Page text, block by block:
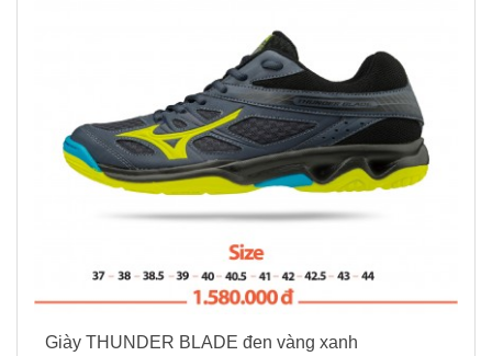
Giày THUNDER BLADE đen vàng xanh